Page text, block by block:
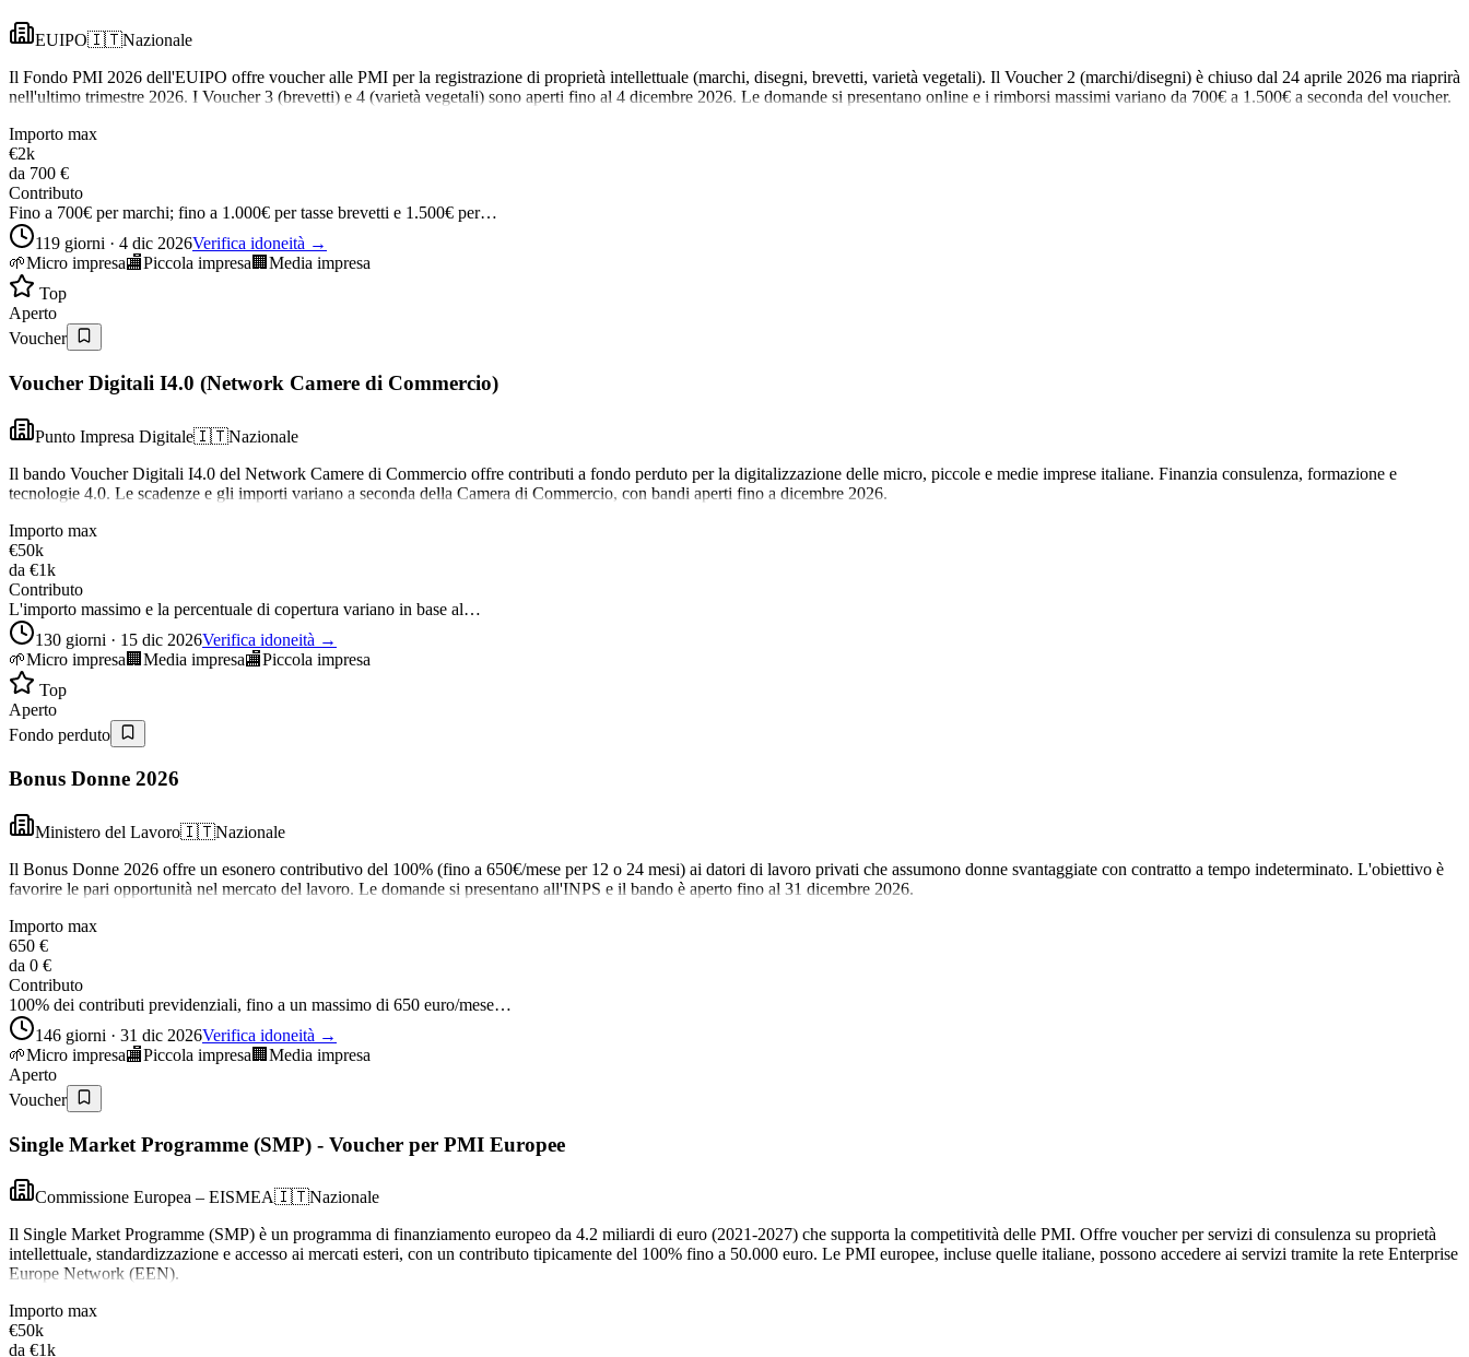
EUIPO🇮🇹Nazionale
Il Fondo PMI 2026 dell'EUIPO offre voucher alle PMI per la registrazione di proprietà intellettuale (marchi, disegni, brevetti, varietà vegetali). Il Voucher 2 (marchi/disegni) è chiuso dal 24 aprile 2026 ma riaprirà
nell'ultimo trimestre 2026. I Voucher 3 (brevetti) e 4 (varietà vegetali) sono aperti fino al 4 dicembre 2026. Le domande si presentano online e i rimborsi massimi variano da 700€ a 1.500€ a seconda del voucher.
Importo max
€2k
da 700 €
Contributo
Fino a 700€ per marchi; fino a 1.000€ per tasse brevetti e 1.500€ per…
119 giorni · 4 dic 2026Verifica idoneità →
🌱Micro impresa🏬Piccola impresa 🏢 Media impresa
Top
Aperto
Voucher
Voucher Digitali I4.0 (Network Camere di Commercio)
Punto Impresa Digitale🇮🇹Nazionale
Il bando Voucher Digitali I4.0 del Network Camere di Commercio offre contributi a fondo perduto per la digitalizzazione delle micro, piccole e medie imprese italiane. Finanzia consulenza, formazione e
tecnologie 4.0. Le scadenze e gli importi variano a seconda della Camera di Commercio, con bandi aperti fino a dicembre 2026.
Importo max
€50k
da €1k
Contributo
L'importo massimo e la percentuale di copertura variano in base al…
130 giorni · 15 dic 2026Verifica idoneità →
🌱Micro impresa 🏢 Media impresa🏬Piccola impresa
Top
Aperto
Fondo perduto
Bonus Donne 2026
Ministero del Lavoro🇮🇹Nazionale
Il Bonus Donne 2026 offre un esonero contributivo del 100% (fino a 650€/mese per 12 o 24 mesi) ai datori di lavoro privati che assumono donne svantaggiate con contratto a tempo indeterminato. L'obiettivo è
favorire le pari opportunità nel mercato del lavoro. Le domande si presentano all'INPS e il bando è aperto fino al 31 dicembre 2026.
Importo max
650 €
da 0 €
Contributo
100% dei contributi previdenziali, fino a un massimo di 650 euro/mese…
146 giorni · 31 dic 2026Verifica idoneità →
🌱Micro impresa🏬Piccola impresa 🏢 Media impresa
Aperto
Voucher
Single Market Programme (SMP) - Voucher per PMI Europee
Commissione Europea – EISMEA🇮🇹Nazionale
Il Single Market Programme (SMP) è un programma di finanziamento europeo da 4.2 miliardi di euro (2021-2027) che supporta la competitività delle PMI. Offre voucher per servizi di consulenza su proprietà
intellettuale, standardizzazione e accesso ai mercati esteri, con un contributo tipicamente del 100% fino a 50.000 euro. Le PMI europee, incluse quelle italiane, possono accedere ai servizi tramite la rete Enterprise
Europe Network (EEN).
Importo max
€50k
da €1k